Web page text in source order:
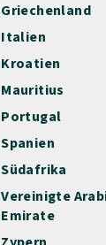
Griechenland
Italien
Kroatien
Mauritius
Portugal
Spanien
Südafrika
Vereinigte
Emirate